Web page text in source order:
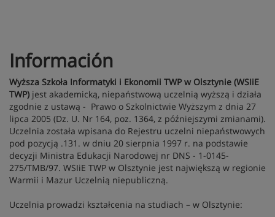
Información
Wyższa Szkoła Informatyki i Ekonomii TWP w Olsztynie (WSIiE
TWP) jest akademicką, niepaństwową uczelnią wyższą i działa
zgodnie z ustawą - Prawo o Szkolnictwie Wyższym z dnia 27
lipca 2005 (Dz. U. Nr 164, poz. 1364, z późniejszymi zmianami).
Uczelnia została wpisana do Rejestru uczelni niepaństwowych
pod pozycją .131. w dniu 20 sierpnia 1997 r. na podstawie
decyzji Ministra Edukacji Narodowej nr DNS - 1-0145-
275/TMB/97. WSIiE TWP w Olsztynie jest największą w regionie
Warmii i Mazur Uczelnią niepubliczną.
Uczelnia prowadzi kształcenia na studiach – w Olsztynie: